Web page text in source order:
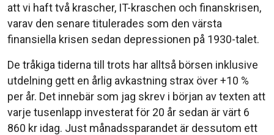
att vi haft två krascher, IT-kraschen och finanskrisen,
varav den senare titulerades som den värsta
finansiella krisen sedan depressionen på 1930-talet.
De tråkiga tiderna till trots har alltså börsen inklusive
utdelning gett en årlig avkastning strax över +10 %
per år. Det innebär som jag skrev i början av texten att
varje tusenlapp investerat för 20 år sedan är värt 6
860 kr idag. Just månadssparandet är dessutom ett